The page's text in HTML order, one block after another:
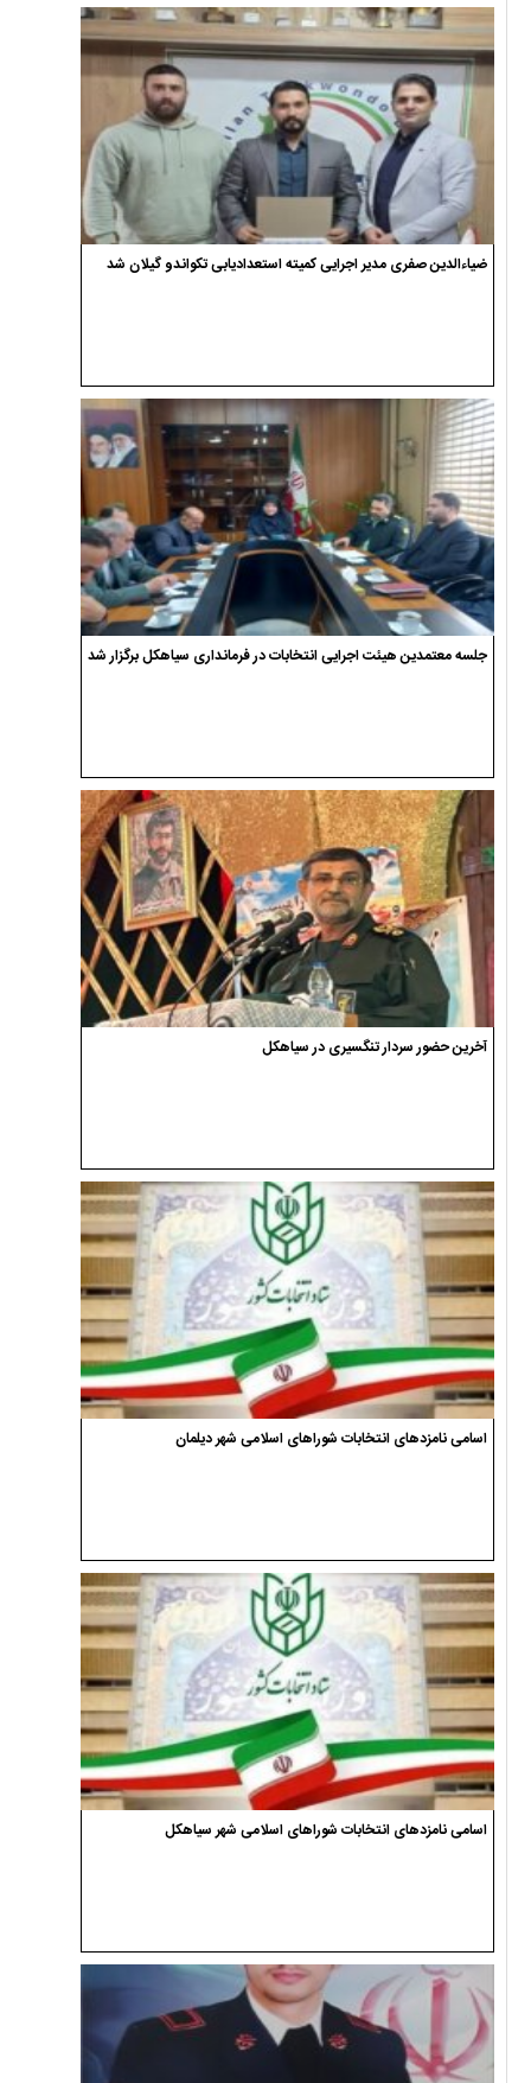
ضیاءالدین صفری مدیر اجرایی کمیته استعدادیابی تکواندو گیلان شد
جلسه معتمدین هیئت اجرایی انتخابات در فرمانداری سیاهکل برگزار شد
آخرین حضور سردار تنگسیری در سیاهکل
اسامی نامزدهای انتخابات شوراهای اسلامی شهر دیلمان
اسامی نامزدهای انتخابات شوراهای اسلامی شهر سیاهکل